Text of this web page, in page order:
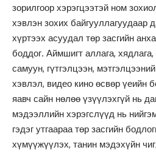
зорилгоор хэрэгцээтэй ном
хэвлэн зохих байгууллагуудаар
хүртээх асуудал төр засгийн
боддог. Аймшигт аллага,
самуун, гүтгэлцээн,
хэвлэл, видео кино өсвөр үеийн
яавч сайн нөлөө үзүүлэхгүй нь
мэдээллийн хэрэгслүүд нь
гэдэг утгаараа төр засгийн
хүмүүжүүлэх, танин мэдэхүйн